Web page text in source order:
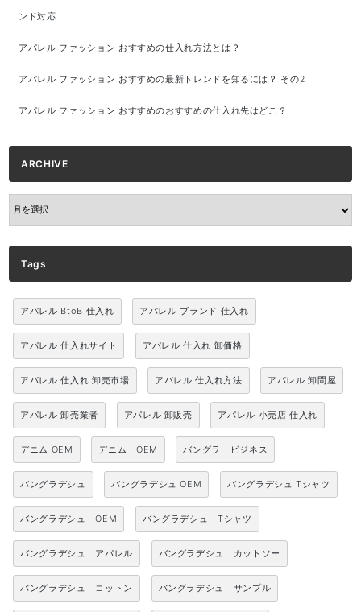
ンド対応
アパレル ファッション おすすめの仕入れ方法とは？
アパレル ファッション おすすめの最新トレンドを知るには？ その2
アパレル ファッション おすすめのおすすめの仕入れ先はどこ？
ARCHIVE
ARCHIVE
Tags
アパレル BtoB 仕入れ アパレル ブランド 仕入れ
アパレル 仕入れサイト アパレル 仕入れ 卸価格
アパレル 仕入れ 卸売市場 アパレル 仕入れ方法 アパレル 卸問屋
アパレル 卸売業者 アパレル 卸販売 アパレル 小売店 仕入れ
デニム OEM デニム OEM バングラ ビジネス
バングラデシュ バングラデシュ OEM バングラデシュ Tシャツ
バングラデシュ OEM バングラデシュ Tシャツ
バングラデシュ アパレル バングラデシュ カットソー
バングラデシュ コットン バングラデシュ サンプル